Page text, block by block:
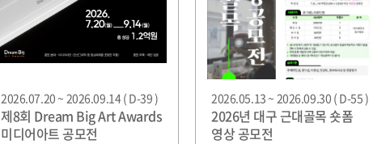
2026.07.20 ~ 2026.09.14 ( D-39 )
제8회 Dream Big Art Awards
미디어아트 공모전
2026.05.13 ~ 2026.09.30 ( D-55 )
2026년 대구 근대골목 숏폼
영상 공모전